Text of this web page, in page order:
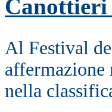
Canottieri
Al Festival
nella